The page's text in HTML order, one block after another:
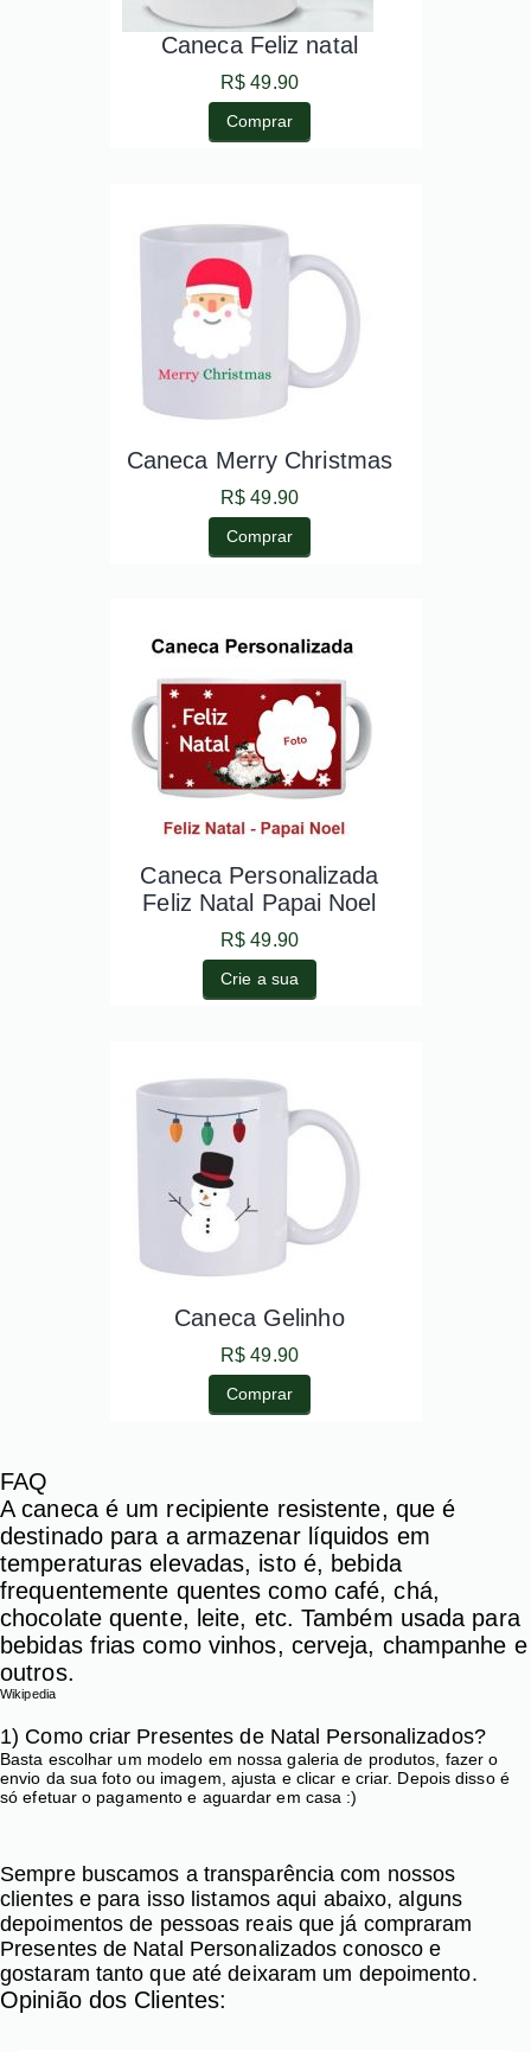
Caneca Feliz natal
R$ 49.90
Comprar
Caneca Merry Christmas
R$ 49.90
Comprar
Caneca Personalizada
Feliz Natal Papai Noel
R$ 49.90
Crie a sua
Caneca Gelinho
R$ 49.90
Comprar
FAQ
A caneca é um recipiente resistente, que é
destinado para a armazenar líquidos em
temperaturas elevadas, isto é, bebida
frequentemente quentes como café, chá,
chocolate quente, leite, etc. Também usada para
bebidas frias como vinhos, cerveja, champanhe e
outros.
Wikipedia
1) Como criar Presentes de Natal Personalizados?
Basta escolhar um modelo em nossa galeria de produtos, fazer o
envio da sua foto ou imagem, ajusta e clicar e criar. Depois disso é
só efetuar o pagamento e aguardar em casa :)
Sempre buscamos a transparência com nossos
clientes e para isso listamos aqui abaixo, alguns
depoimentos de pessoas reais que já compraram
Presentes de Natal Personalizados conosco e
gostaram tanto que até deixaram um depoimento.
Opinião dos Clientes: